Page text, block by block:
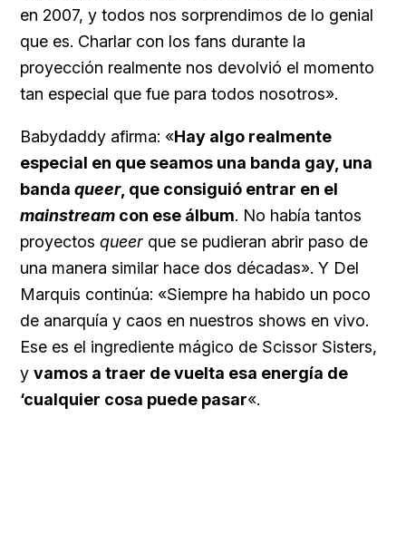
en 2007, y todos nos sorprendimos de lo genial
que es. Charlar con los fans durante la
proyección realmente nos devolvió el momento
tan especial que fue para todos nosotros».
Babydaddy afirma: «Hay algo realmente
especial en que seamos una banda gay, una
banda queer, que consiguió entrar en el
mainstream con ese álbum. No había tantos
proyectos queer que se pudieran abrir paso de
una manera similar hace dos décadas». Y Del
Marquis continúa: «Siempre ha habido un poco
de anarquía y caos en nuestros shows en vivo.
Ese es el ingrediente mágico de Scissor Sisters,
y vamos a traer de vuelta esa energía de
‘cualquier cosa puede pasar«.